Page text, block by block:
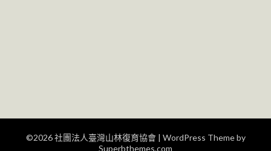
©2026 社團法人臺灣山林復育協會 | WordPress Theme by
Superbthemes.com